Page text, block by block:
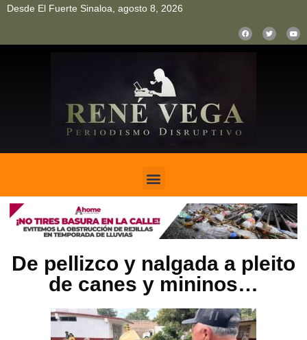
Desde El Fuerte Sinaloa, agosto 8, 2026
De pellizco y nalgada a pleito
de canes y mininos…